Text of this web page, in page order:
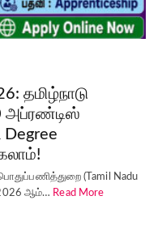
தமிழ்நாடு
அப்ரண்டிஸ்
(Tamil Nadu
2026 ஆம்… Read More